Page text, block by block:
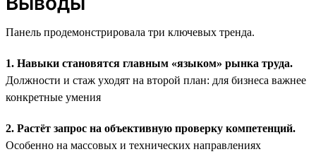
Панель продемонстрировала три ключевых тренда.
1. Навыки становятся главным «языком» рынка труда.
Должности и стаж уходят на второй план: для бизнеса важнее
конкретные умения
2. Растёт запрос на объективную проверку компетенций.
Особенно на массовых и технических направлениях